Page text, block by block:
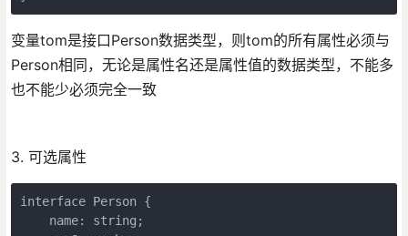
变量tom是接口Person数据类型，则tom的所有属性必须与
Person相同，无论是属性名还是属性值的数据类型，不能多
也不能少必须完全一致
3. 可选属性
interface Person {
    name: string;